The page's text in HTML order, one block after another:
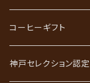
ごーるど四季限定珈琲
かれんだー珈琲
コーヒーギフト
神戸珈琲職人ギフト
神戸セレクション認